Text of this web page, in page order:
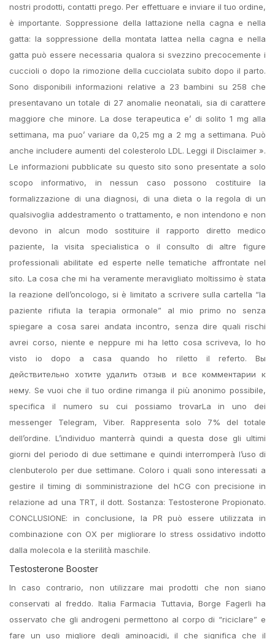
nostri prodotti, contatti prego. Per effettuare e inviare il tuo ordine,
è importante. Soppressione della lattazione nella cagna e nella
gatta: la soppressione della montata lattea nella cagna e nella
gatta può essere necessaria qualora si svezzino precocemente i
cuccioli o dopo la rimozione della cucciolata subito dopo il parto.
Sono disponibili informazioni relative a 23 bambini su 258 che
presentavano un totale di 27 anomalie neonatali, sia di carattere
maggiore che minore. La dose terapeutica e’ di solito 1 mg alla
settimana, ma puo’ variare da 0,25 mg a 2 mg a settimana. Può
anche includere aumenti del colesterolo LDL. Leggi il Disclaimer ».
Le informazioni pubblicate su questo sito sono presentate a solo
scopo informativo, in nessun caso possono costituire la
formalizzazione di una diagnosi, di una dieta o la regola di un
qualsivoglia addestramento o trattamento, e non intendono e non
devono in alcun modo sostituire il rapporto diretto medico
paziente, la visita specialistica o il consulto di altre figure
professionali abilitate ed esperte nelle tematiche affrontate nel
sito. La cosa che mi ha veramente meravigliato moltissimo è stata
la reazione dell’oncologo, si è limitato a scrivere sulla cartella “la
paziente rifiuta la terapia ormonale” al mio primo no senza
spiegare a cosa sarei andata incontro, senza dire quali rischi
avrei corso, niente e neppure mi ha letto cosa scriveva, lo ho
visto io dopo a casa quando ho riletto il referto. Вы
действительно хотите удалить отзыв и все комментарии к
нему. Se vuoi che il tuo ordine rimanga il più anonimo possibile,
specifica il numero su cui possiamo trovarLa in uno dei
messenger Telegram, Viber. Rappresenta solo 7% del totale
dell’ordine. L’individuo manterrà quindi a questa dose gli ultimi
giorni del periodo di due settimane e quindi interromperà l’uso di
clenbuterolo per due settimane. Coloro i quali sono interessati a
gestire il timing di somministrazione del hCG con precisione in
relazione ad una TRT, il dott. Sostanza: Testosterone Propionato.
CONCLUSIONE: in conclusione, la PR può essere utilizzata in
combinazione con OX per migliorare lo stress ossidativo indotto
dalla molecola e la sterilità maschile.
Testosterone Booster
In caso contrario, non utilizzare mai prodotti che non siano
conservati al freddo. Italia Farmacia Tuttavia, Borge Fagerli ha
osservato che gli androgeni permettono al corpo di “riciclare” e
fare un uso migliore degli aminoacidi, il che significa che il